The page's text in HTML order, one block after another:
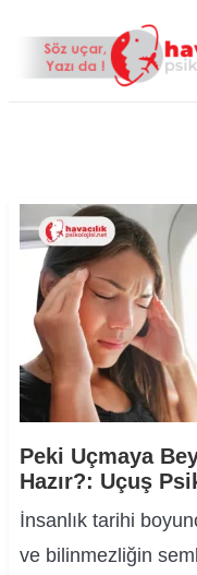
Peki Uçmaya
Hazır?: Uçuş
İnsanlık tarihi
ve bilinmezliğin